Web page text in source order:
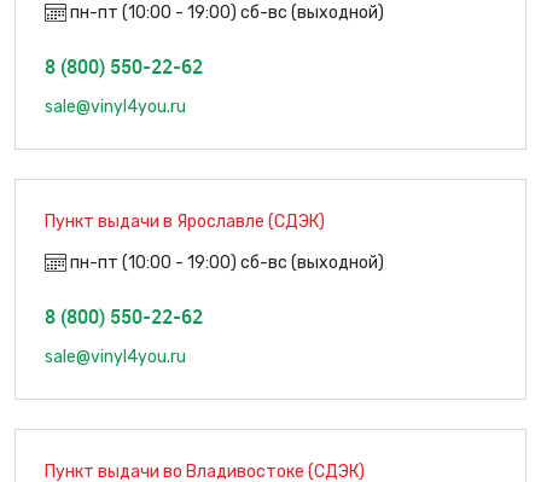
пн-пт (10:00 - 19:00) сб-вс (выходной)
8 (800) 550-22-62
sale@vinyl4you.ru
Пункт выдачи в Ярославле (СДЭК)
пн-пт (10:00 - 19:00) сб-вс (выходной)
8 (800) 550-22-62
sale@vinyl4you.ru
Пункт выдачи во Владивостоке (СДЭК)